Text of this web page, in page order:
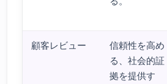
顧客レビュー
信頼性を高め
る、社会的証
拠を提供す